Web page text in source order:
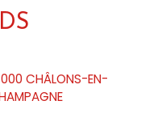
CHÂLONS-EN-